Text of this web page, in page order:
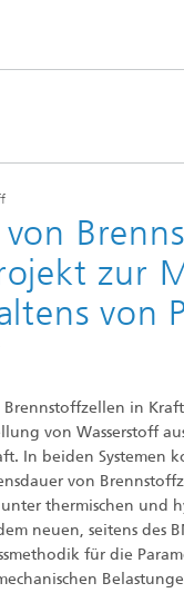
von
zur
von
Brennstoffzellen in
von Wasserstoff
In beiden Systemen
von
thermischen und
neuen, seitens des
für die